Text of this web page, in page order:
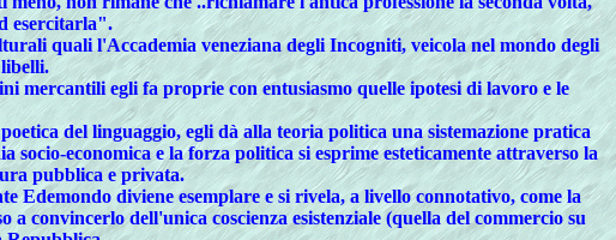
esercitarla".
quali l'Accademia veneziana degli Incogniti, veicola nel mondo degli
egli fa proprie con entusiasmo quelle ipotesi di lavoro e le
del linguaggio, egli dà alla teoria politica una sistemazione pratica
economica e la forza politica si esprime esteticamente attraverso la
pubblica e privata.
diviene esemplare e si rivela, a livello connotativo, come la
convincerlo dell'unica coscienza esistenziale (quella del commercio su